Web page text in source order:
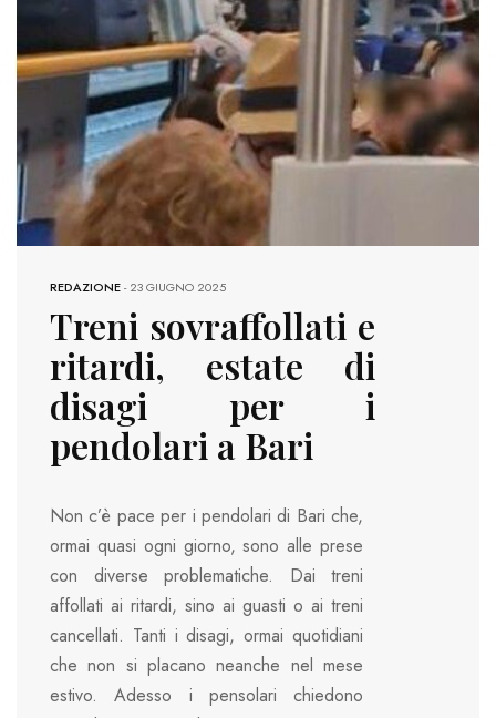
REDAZIONE-23 GIUGNO 2025
Treni sovraffollati e
ritardi, estate di
disagi per i
pendolari a Bari
Non c’è pace per i pendolari di Bari che,
ormai quasi ogni giorno, sono alle prese
con diverse problematiche. Dai treni
affollati ai ritardi, sino ai guasti o ai treni
cancellati. Tanti i disagi, ormai quotidiani
che non si placano neanche nel mese
estivo. Adesso i pensolari chiedono